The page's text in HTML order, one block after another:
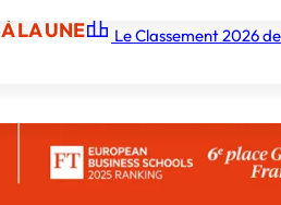
À LA UNE Le Classement 2026